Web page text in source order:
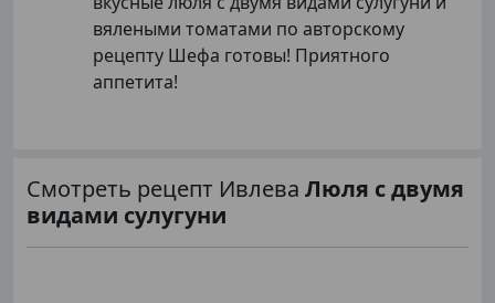
вялеными томатами по авторскому
рецепту Шефа готовы! Приятного
аппетита!
Смотреть рецепт Ивлева Люля с двумя
видами сулугуни